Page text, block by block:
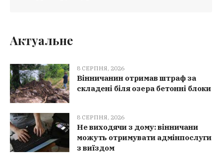
Актуальне
8 СЕРПНЯ, 2026
Вінничанин отримав штраф за
складені біля озера бетонні блоки
8 СЕРПНЯ, 2026
Не виходячи з дому: вінничани
можуть отримувати адмінпослуги
з виїздом